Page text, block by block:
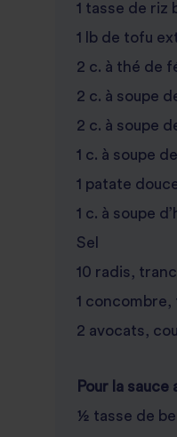
1 tasse de riz
1 lb de tofu
2 c. à thé de
2 c. à soupe
2 c. à soupe
1 c. à soupe
1 patate
1 c. à soupe
Sel
10 radis,
1
2 avocats,
Pour la sauce
½ tasse de